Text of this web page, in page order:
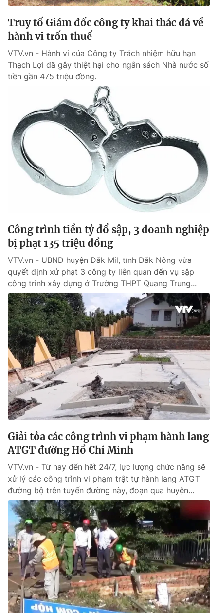
Truy tố Giám đốc công ty khai thác đá về
hành vi trốn thuế
VTV.vn - Hành vi của Công ty Trách nhiệm hữu hạn
Thạch Lợi đã gây thiệt hại cho ngân sách Nhà nước số
tiền gần 475 triệu đồng.
Công trình tiền tỷ đổ sập, 3 doanh nghiệp
bị phạt 135 triệu đồng
VTV.vn - UBND huyện Đắk Mil, tỉnh Đắk Nông vừa
quyết định xử phạt 3 công ty liên quan đến vụ sập
công trình xây dựng ở Trường THPT Quang Trung...
Giải tỏa các công trình vi phạm hành lang
ATGT đường Hồ Chí Minh
VTV.vn - Từ nay đến hết 24/7, lực lượng chức năng sẽ
xử lý các công trình vi phạm trật tự hành lang ATGT
đường bộ trên tuyến đường này, đoạn qua huyện...